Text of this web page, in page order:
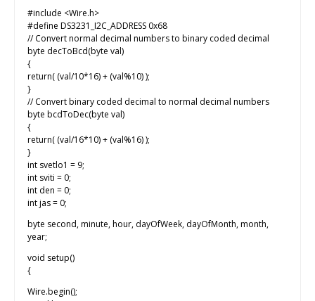
#include <Wire.h>
#define DS3231_I2C_ADDRESS 0x68
// Convert normal decimal numbers to binary coded decimal
byte decToBcd(byte val)
{
return( (val/10*16) + (val%10) );
}
// Convert binary coded decimal to normal decimal numbers
byte bcdToDec(byte val)
{
return( (val/16*10) + (val%16) );
}
int svetlo1 = 9;
int sviti = 0;
int den = 0;
int jas = 0;
byte second, minute, hour, dayOfWeek, dayOfMonth, month,
year;
void setup()
{
Wire.begin();